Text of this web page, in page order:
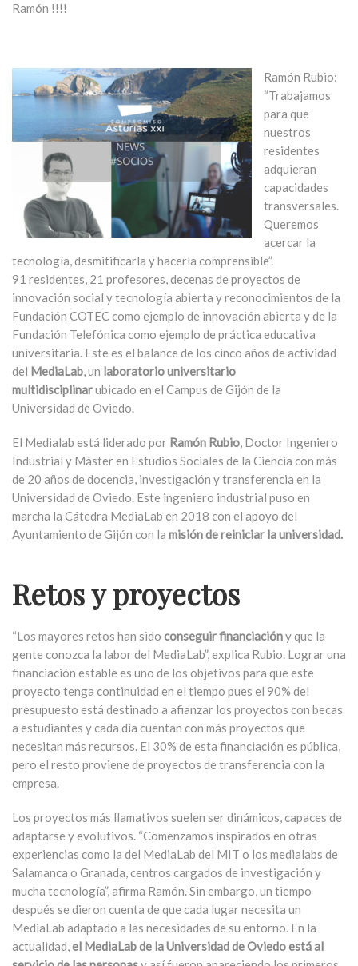
Ramón !!!!
Ramón Rubio:
“Trabajamos
para que
nuestros
residentes
adquieran
capacidades
transversales.
Queremos
acercar la
tecnología, desmitificarla y hacerla comprensible”.
91 residentes, 21 profesores, decenas de proyectos de
innovación social y tecnología abierta y reconocimientos de la
Fundación COTEC como ejemplo de innovación abierta y de la
Fundación Telefónica como ejemplo de práctica educativa
universitaria. Este es el balance de los cinco años de actividad
del MediaLab, un laboratorio universitario
multidisciplinarubicado en el Campus de Gijón de la
Universidad de Oviedo.
El Medialab está liderado por Ramón Rubio, Doctor Ingeniero
Industrial y Máster en Estudios Sociales de la Ciencia con más
de 20 años de docencia, investigación y transferencia en la
Universidad de Oviedo. Este ingeniero industrial puso en
marcha la Cátedra MediaLab en 2018 con el apoyo del
Ayuntamiento de Gijón con la misión de reiniciar la universidad.
Retos y proyectos
“Los mayores retos han sido conseguir financiacióny que la
gente conozca la labor del MediaLab”, explica Rubio. Lograr una
financiación estable es uno de los objetivos para que este
proyecto tenga continuidad en el tiempo pues el 90% del
presupuesto está destinado a afianzar los proyectos con becas
a estudiantes y cada día cuentan con más proyectos que
necesitan más recursos. El 30% de esta financiación es pública,
pero el resto proviene de proyectos de transferencia con la
empresa.
Los proyectos más llamativos suelen ser dinámicos, capaces de
adaptarse y evolutivos. “Comenzamos inspirados en otras
experiencias como la del MediaLab del MIT o los medialabs de
Salamanca o Granada, centros cargados de investigación y
mucha tecnología”, afirma Ramón. Sin embargo, un tiempo
después se dieron cuenta de que cada lugar necesita un
MediaLab adaptado a las necesidades de su entorno. En la
actualidad,el MediaLab de la Universidad de Oviedo está al